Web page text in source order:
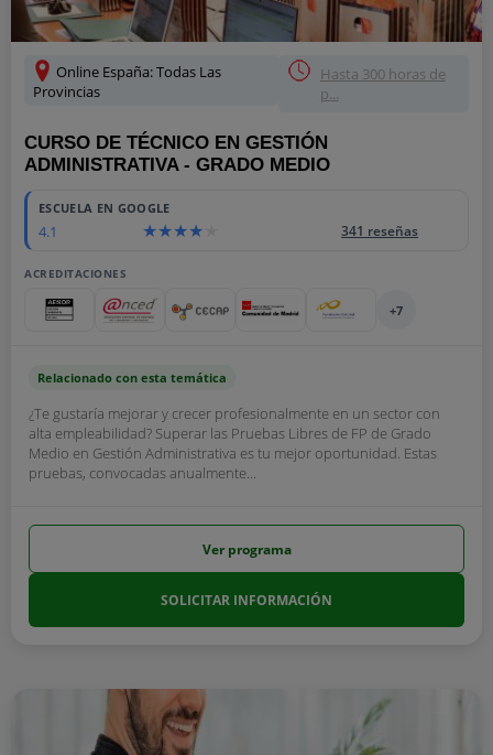
Online España: Todas Las
Provincias
Hasta 300 horas de
p...
CURSO DE TÉCNICO EN GESTIÓN
ADMINISTRATIVA - GRADO MEDIO
ESCUELA EN GOOGLE
4.1 341 reseñas
ACREDITACIONES
+7
Relacionado con esta temática
¿Te gustaría mejorar y crecer profesionalmente en un sector con
alta empleabilidad? Superar las Pruebas Libres de FP de Grado
Medio en Gestión Administrativa es tu mejor oportunidad. Estas
pruebas, convocadas anualmente...
Ver programa
SOLICITAR INFORMACIÓN